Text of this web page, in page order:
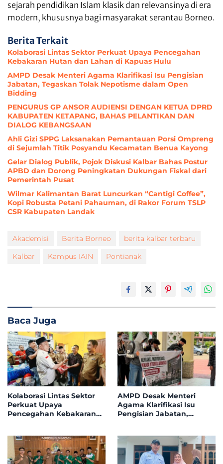
sejarah pendidikan Islam klasik dan relevansinya di era
modern, khususnya bagi masyarakat serantau Borneo.
Berita Terkait
Kolaborasi Lintas Sektor Perkuat Upaya Pencegahan
Kebakaran Hutan dan Lahan di Kapuas Hulu
AMPD Desak Menteri Agama Klarifikasi Isu Pengisian
Jabatan, Tegaskan Tolak Nepotisme dalam Open
Bidding
PENGURUS GP ANSOR AUDIENSI DENGAN KETUA DPRD
KABUPATEN KETAPANG, BAHAS PELANTIKAN DAN
DIALOG KEBANGSAAN
Ahli Gizi SPPG Laksanakan Pemantauan Porsi Ompreng
di Sejumlah Titik Posyandu Kecamatan Benua Kayong
Gelar Dialog Publik, Pojok Diskusi Kalbar Bahas Postur
APBD dan Dorong Peningkatan Dukungan Fiskal dari
Pemerintah Pusat
Wilmar Kalimantan Barat Luncurkan “Cantigi Coffee”,
Kopi Robusta Petani Pahauman, di Rakor Forum TSLP
CSR Kabupaten Landak
Akademisi Berita Borneo
berita kalbar terbaru
Kalbar
Kampus IAIN Pontianak
Baca Juga
Kolaborasi Lintas Sektor
Perkuat Upaya
Pencegahan Kebakaran
AMPD Desak Menteri
Agama Klarifikasi Isu
Pengisian Jabatan,
Bidding